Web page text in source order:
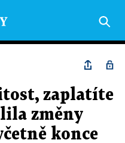
zaplatíte
změny
konce